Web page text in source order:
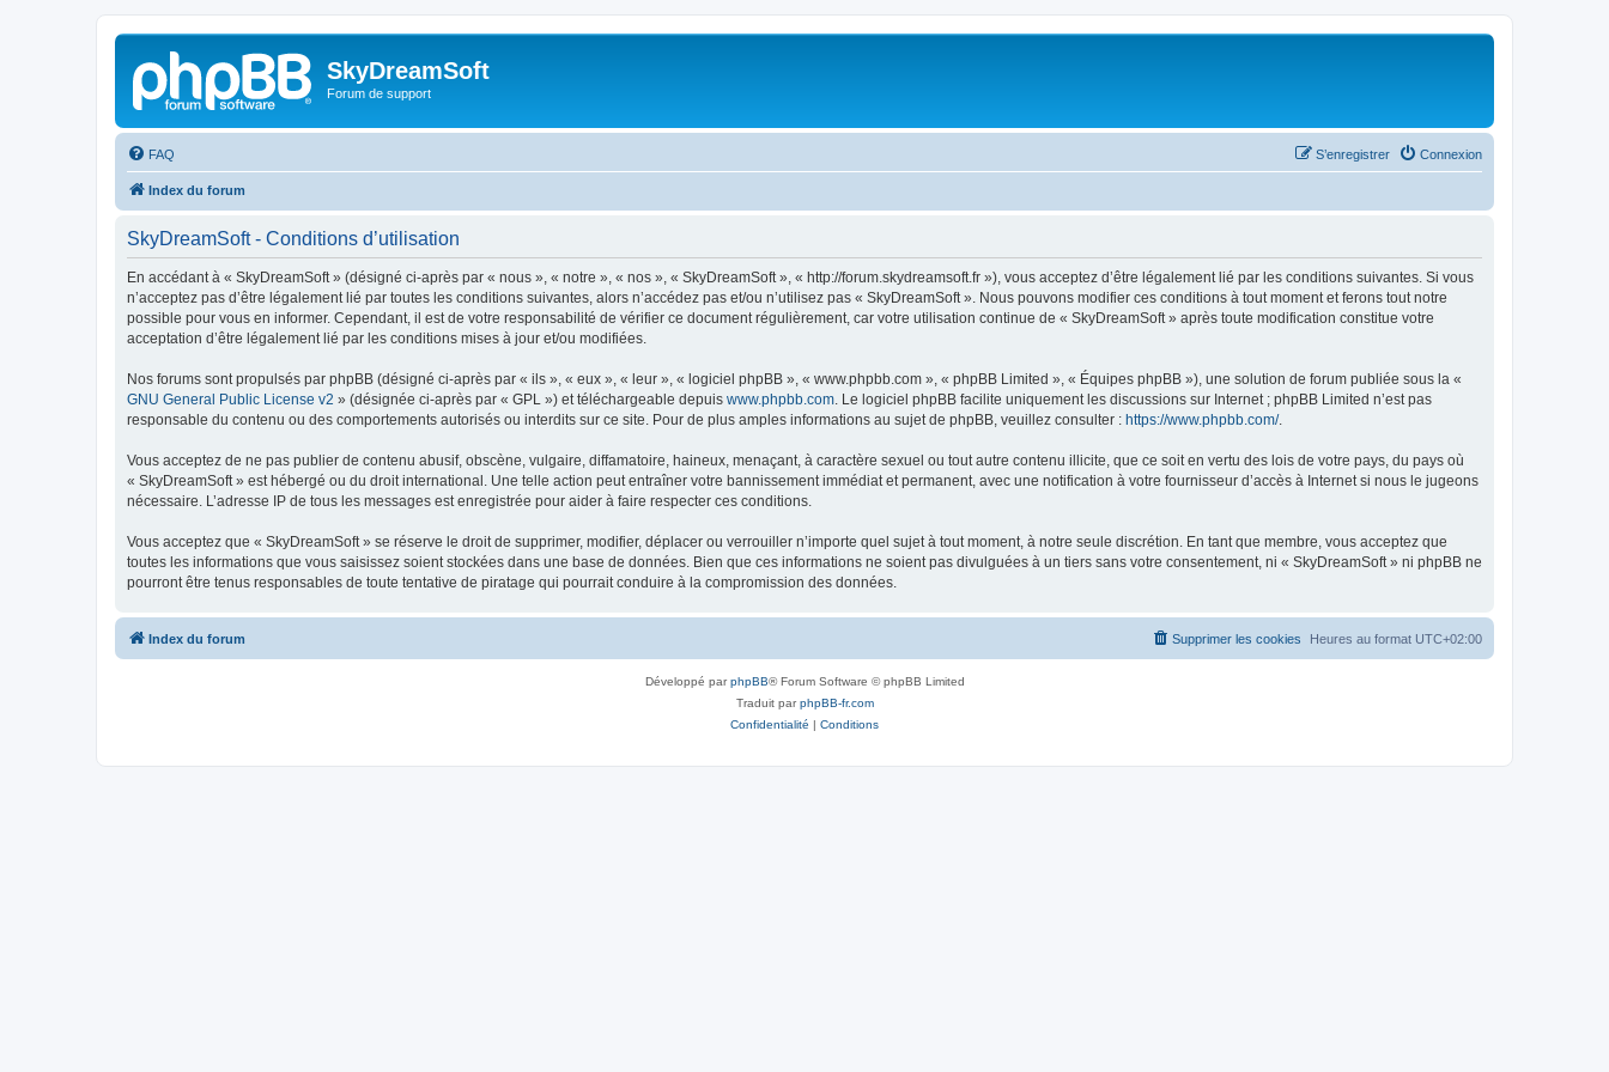
SkyDreamSoft
Forum de support
FAQ Connexion
S’enregistrer
Index du forum
SkyDreamSoft - Conditions d’utilisation
En accédant à « SkyDreamSoft » (désigné ci-après par « nous », « notre », « nos », « SkyDreamSoft », « http://forum.skydreamsoft.fr »), vous acceptez d’être légalement lié par les conditions suivantes. Si vous
n’acceptez pas d’être légalement lié par toutes les conditions suivantes, alors n’accédez pas et/ou n’utilisez pas « SkyDreamSoft ». Nous pouvons modifier ces conditions à tout moment et ferons tout notre
possible pour vous en informer. Cependant, il est de votre responsabilité de vérifier ce document régulièrement, car votre utilisation continue de « SkyDreamSoft » après toute modification constitue votre
acceptation d’être légalement lié par les conditions mises à jour et/ou modifiées.
Nos forums sont propulsés par phpBB (désigné ci-après par « ils », « eux », « leur », « logiciel phpBB », « www.phpbb.com », « phpBB Limited », « Équipes phpBB »), une solution de forum publiée sous la «
GNU General Public License v2 » (désignée ci-après par « GPL ») et téléchargeable depuis www.phpbb.com . Le logiciel phpBB facilite uniquement les discussions sur Internet ; phpBB Limited n’est pas
responsable du contenu ou des comportements autorisés ou interdits sur ce site. Pour de plus amples informations au sujet de phpBB, veuillez consulter : https://www.phpbb.com/.
Vous acceptez de ne pas publier de contenu abusif, obscène, vulgaire, diffamatoire, haineux, menaçant, à caractère sexuel ou tout autre contenu illicite, que ce soit en vertu des lois de votre pays, du pays où
« SkyDreamSoft » est hébergé ou du droit international. Une telle action peut entraîner votre bannissement immédiat et permanent, avec une notification à votre fournisseur d’accès à Internet si nous le jugeons
nécessaire. L’adresse IP de tous les messages est enregistrée pour aider à faire respecter ces conditions.
Vous acceptez que « SkyDreamSoft » se réserve le droit de supprimer, modifier, déplacer ou verrouiller n’importe quel sujet à tout moment, à notre seule discrétion. En tant que membre, vous acceptez que
toutes les informations que vous saisissez soient stockées dans une base de données. Bien que ces informations ne soient pas divulguées à un tiers sans votre consentement, ni « SkyDreamSoft » ni phpBB ne
pourront être tenus responsables de toute tentative de piratage qui pourrait conduire à la compromission des données.
Index du forum Heures au format UTC+02:00
Supprimer les cookies
Développé parphpBB® Forum Software © phpBB Limited
Traduit parphpBB-fr.com
Confidentialité | Conditions